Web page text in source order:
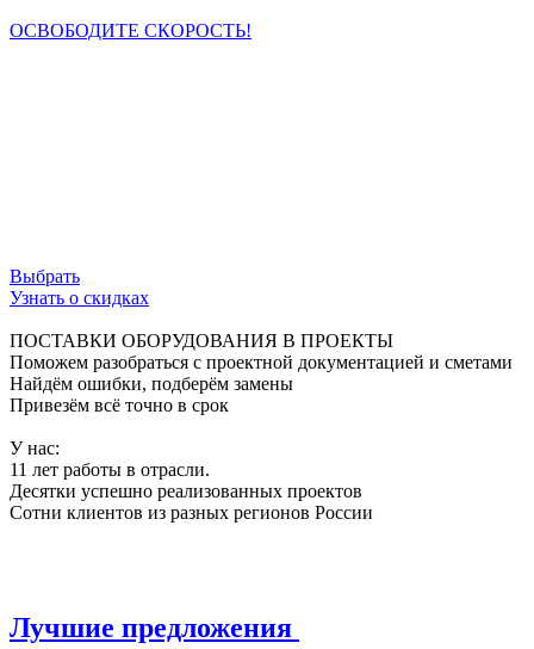
ОСВОБОДИТЕ СКОРОСТЬ!
Выбрать
Узнать о скидках
ПОСТАВКИ ОБОРУДОВАНИЯ В ПРОЕКТЫ
Поможем разобраться с проектной документацией и сметами
Найдём ошибки, подберём замены
Привезём всё точно в срок
У нас:
11 лет работы в отрасли.
Десятки успешно реализованных проектов
Сотни клиентов из разных регионов России
Лучшие предложения